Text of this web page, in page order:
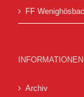
FF
INFORMATIONEN
Archiv